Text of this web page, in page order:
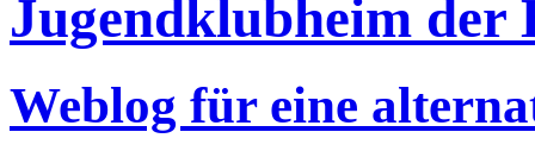
Jugendklubheim
Weblog für eine